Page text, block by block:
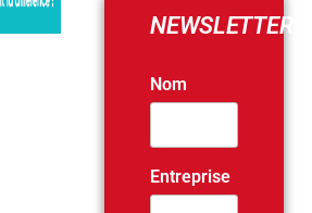
NEWSLETTER
Nom
Entreprise